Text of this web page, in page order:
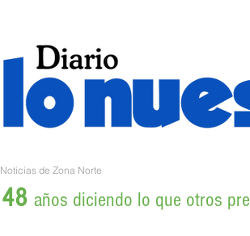
Noticias de Zona Norte
48 años diciendo lo que otros